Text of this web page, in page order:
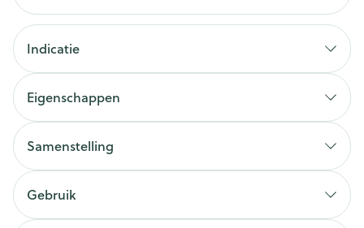
Indicatie
Eigenschappen
Samenstelling
Gebruik